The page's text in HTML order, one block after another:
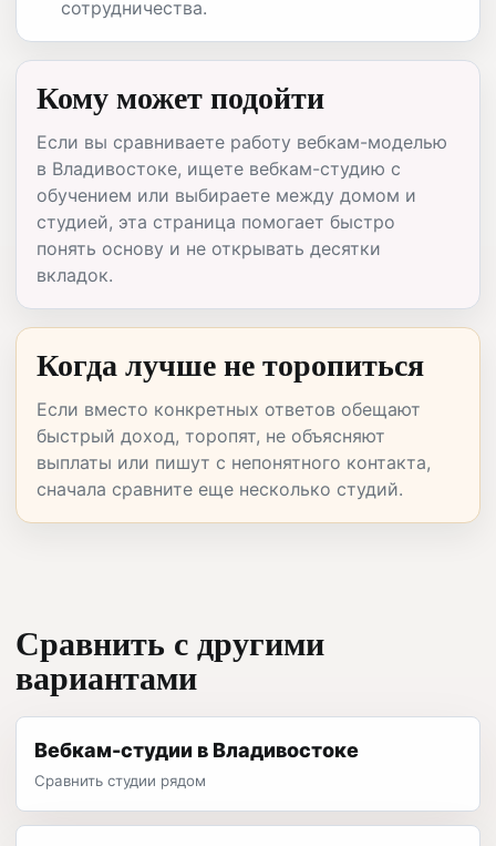
сотрудничества.
Кому может подойти
Если вы сравниваете работу вебкам-моделью
в Владивостоке, ищете вебкам-студию с
обучением или выбираете между домом и
студией, эта страница помогает быстро
понять основу и не открывать десятки
вкладок.
Когда лучше не торопиться
Если вместо конкретных ответов обещают
быстрый доход, торопят, не объясняют
выплаты или пишут с непонятного контакта,
сначала сравните еще несколько студий.
Сравнить с другими
вариантами
Вебкам-студии в Владивостоке
Сравнить студии рядом